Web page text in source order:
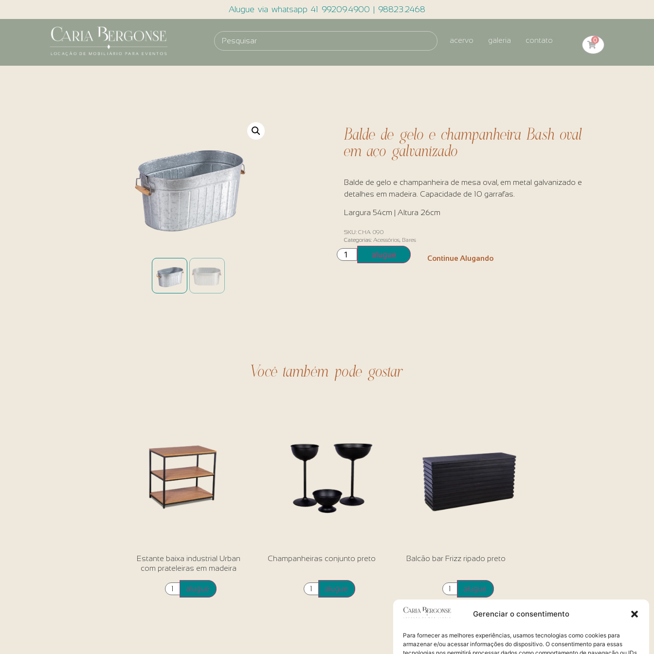
Gerenciar o consentimento
Para fornecer as melhores experiências, usamos tecnologias como cookies para
armazenar e/ou acessar informações do dispositivo. O consentimento para essas
Alugue via whatsapp 41 99209.4900 | 98823.2468
acervo galeria contato 0
Balde de gelo e champanheira Bash oval
em aço galvanizado
Balde de gelo e champanheira de mesa oval, em metal galvanizado e
detalhes em madeira. Capacidade de 10 garrafas.
Largura 54cm | Altura 26cm
SKU: CHA 090
Categorias: Acessórios, Bares
alugue Continue Alugando
Você também pode gostar
Estante baixa industrial Urban
com prateleiras em madeira
alugue
Champanheiras conjunto preto
alugue
Balcão bar Frizz ripado preto
alugue